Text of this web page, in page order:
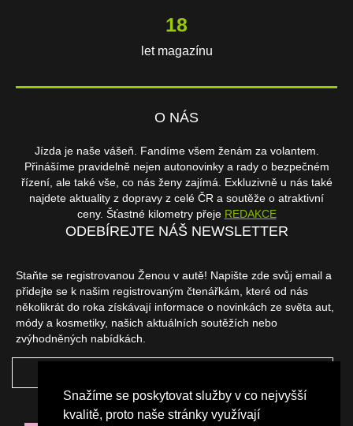
Snažíme se poskytovat služby v co nejvyšší
kvalitě, proto naše stránky využívají
18
let magazínu
O NÁS
Jízda je naše vášeň. Fandíme všem ženám za volantem.
Přinášíme pravidelně nejen autonovinky a rady o bezpečném
řízení, ale také vše, co nás ženy zajímá. Exkluzivně u nás také
najdete aktuality z dopravy z celé ČR a soutěže o atraktivní
ceny. Šťastné kilometry přeje REDAKCE
ODEBÍREJTE NÁŠ NEWSLETTER
Staňte se registrovanou Ženou v autě! Napište zde svůj email a
přidejte se k našim registrovaným čtenářkám, které od nás
několikrát do roka získávají informace o novinkách ze světa aut,
módy a kosmetiky, našich aktuálních soutěžích nebo
zvýhodněných nabídkách.
NAŠI PARTNEŘI